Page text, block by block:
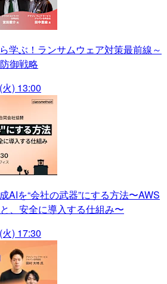
学ぶ！ランサムウェア対策最前線～
御戦略
) 13:00
AIを“会社の武器”にする方法〜AWS
、安全に導入する仕組み〜
) 17:30